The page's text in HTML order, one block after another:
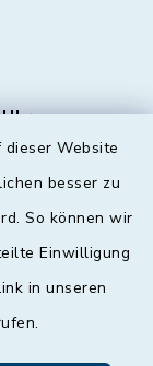
Website
besser zu
So können wir
Einwilligung
in unseren